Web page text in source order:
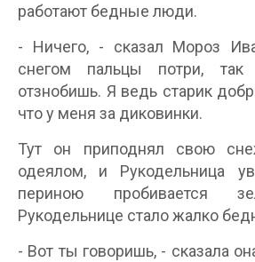
работают бедные люди.
- Ничего, - сказал Мороз
снегом пальцы потри,
отзнобишь. Я ведь старик
что у меня за диковинки.
Тут он приподнял свою
одеялом, и Рукодельница
периною пробивается
Рукодельнице стало жалко
- Вот ты говоришь, - сказала